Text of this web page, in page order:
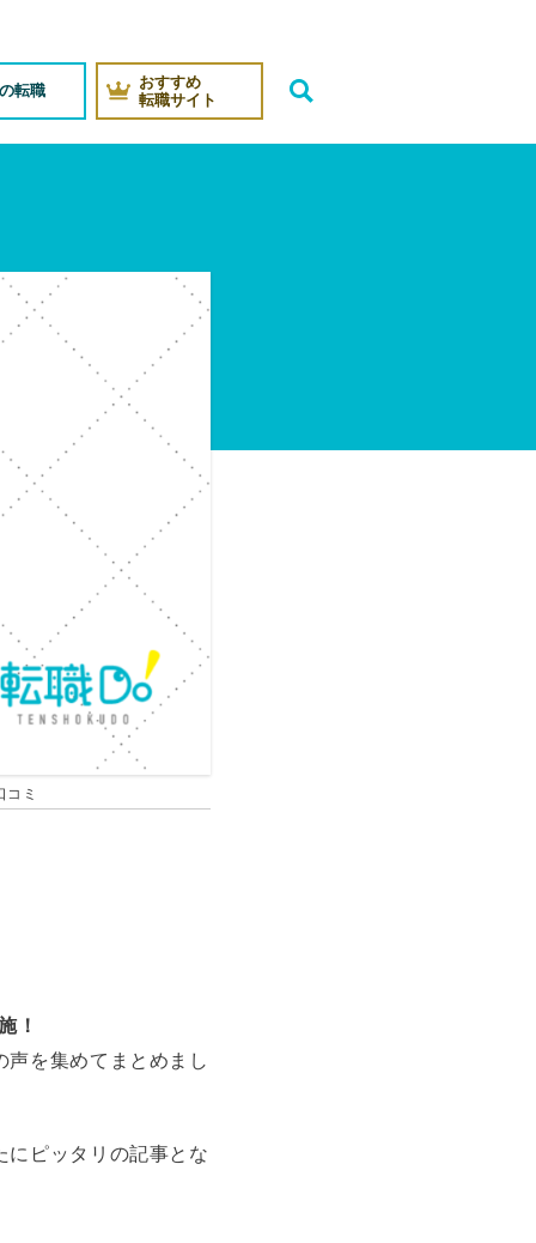
転職
おすすめ
転職サイト
ミ
！
を集めてまとめまし
にピッタリの記事とな